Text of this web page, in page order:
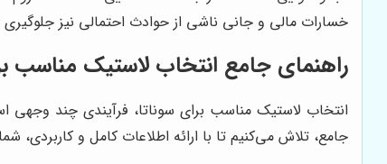
خسارات مالی و جانی ناشی از حوادث احتمالی نیز
راهنمای جامع انتخاب لاستیک مناسب
انتخاب لاستیک مناسب برای سوناتا، فرآیندی چند
جامع، تلاش می‌کنیم تا با ارائه اطلاعات کامل و کاربردی،